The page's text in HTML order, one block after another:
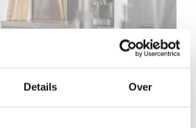
Details Over